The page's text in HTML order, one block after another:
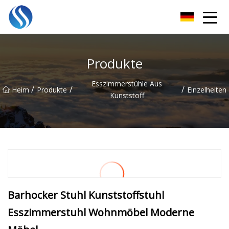
Produkte
Heim/ Produkte /
Esszimmerstühle Aus
Kunststoff
/ Einzelheiten
Barhocker Stuhl Kunststoffstuhl
Esszimmerstuhl Wohnmöbel Moderne